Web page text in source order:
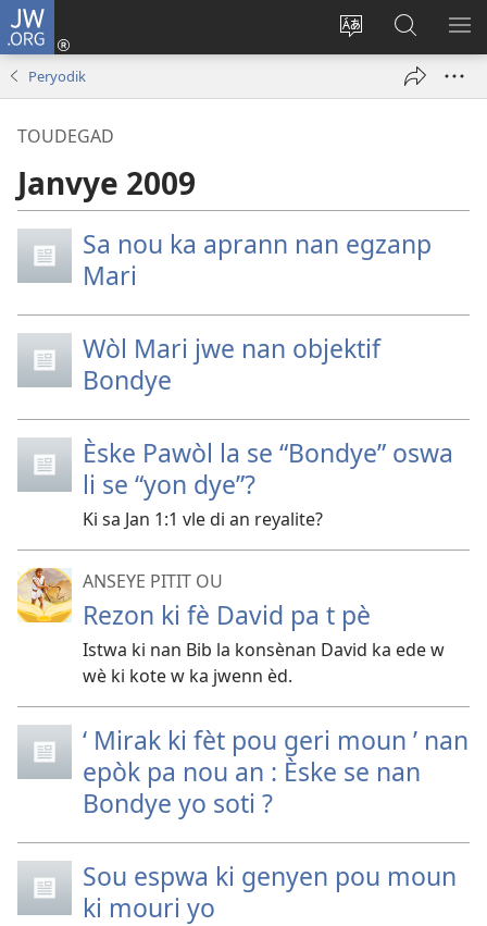
JW.ORG
Chanje
Konekte
(opens
Fè
rechèch
sou
Peryodik
TOUDEGAD
Janvye 2009
Sa nou ka aprann nan egzanp
Mari
Wòl Mari jwe nan objektif
Bondye
Èske Pawòl la se “Bondye” oswa
li se “yon dye”?
Ki sa Jan 1:1 vle di an reyalite?
ANSEYE PITIT OU
Rezon ki fè David pa t pè
Istwa ki nan Bib la konsènan David ka ede w
wè ki kote w ka jwenn èd.
‘ Mirak ki fèt pou geri moun ’ nan
epòk pa nou an : Èske se nan
Bondye yo soti ?
Sou espwa ki genyen pou moun
ki mouri yo